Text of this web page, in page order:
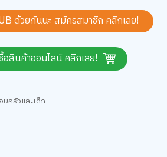
อสินค้าออนไลน์ คลิกเลย!